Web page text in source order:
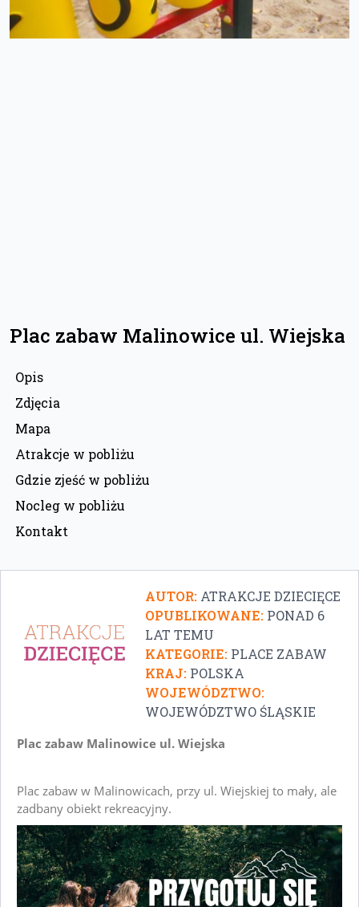
Plac zabaw Malinowice ul. Wiejska
Opis
Zdjęcia
Mapa
Atrakcje w pobliżu
Gdzie zjeść w pobliżu
Nocleg w pobliżu
Kontakt
AUTOR: ATRAKCJE DZIECIĘCE
OPUBLIKOWANE: PONAD 6
LAT TEMU
KATEGORIE: PLACE ZABAW
KRAJ: POLSKA
WOJEWÓDZTWO:
WOJEWÓDZTWO ŚLĄSKIE
Plac zabaw Malinowice ul. Wiejska
Plac zabaw w Malinowicach, przy ul. Wiejskiej to mały, ale
zadbany obiekt rekreacyjny.